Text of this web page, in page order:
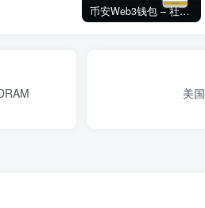
币安Web3钱包 – 社区常见问题答疑
美